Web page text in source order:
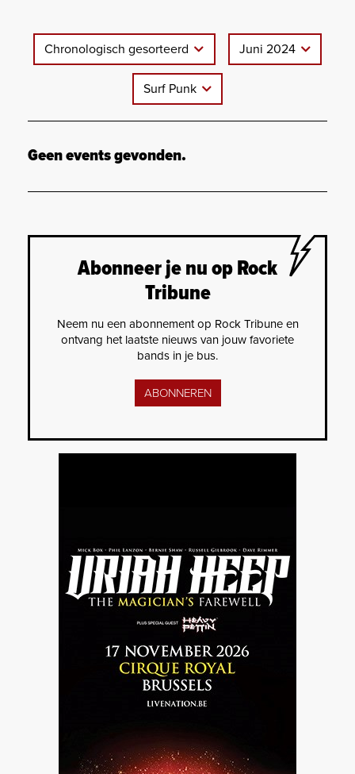
Chronologisch gesorteerd Juni 2024
Surf Punk
Geen events gevonden.
Abonneer je nu op Rock
Tribune
Neem nu een abonnement op Rock Tribune en
ontvang het laatste nieuws van jouw favoriete
bands in je bus.
ABONNEREN